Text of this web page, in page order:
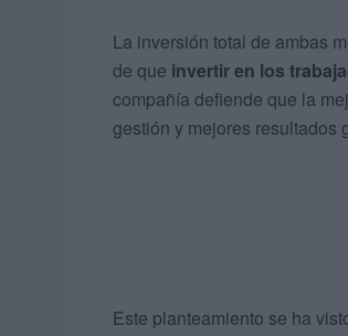
La inversión total de ambas
de que invertir en los
compañía defiende que la
gestión y mejores resultados
Este planteamiento se ha